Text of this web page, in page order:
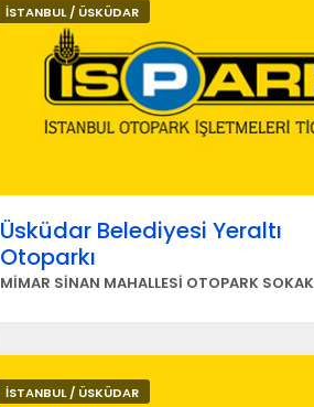
İSTANBUL / ÜSKÜDAR
Üsküdar Belediyesi Yeraltı
Otoparkı
MİMAR SİNAN MAHALLESİ OTOPARK SOKAK
İSTANBUL / ÜSKÜDAR